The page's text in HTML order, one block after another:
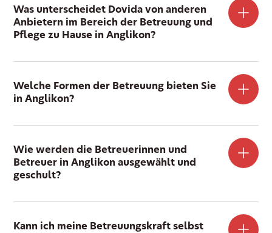
Was unterscheidet Dovida von anderen
Anbietern im Bereich der Betreuung und
Pflege zu Hause in Anglikon?
Welche Formen der Betreuung bieten Sie
in Anglikon?
Wie werden die Betreuerinnen und
Betreuer in Anglikon ausgewählt und
geschult?
Kann ich meine Betreuungskraft selbst